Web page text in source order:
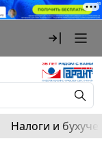
Налоги и